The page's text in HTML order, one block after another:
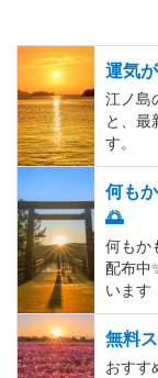
運気
江ノ島
と、最
す。
何も
🌅
何もか
配布中
います
無料
おすす